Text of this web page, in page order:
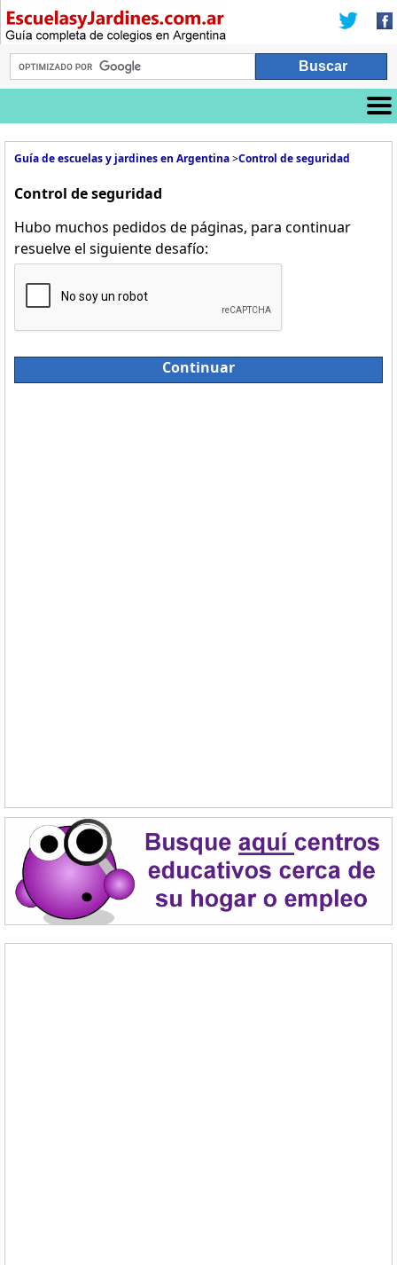
Guía de escuelas y jardines en Argentina>Control de seguridad
Control de seguridad
Hubo muchos pedidos de páginas, para continuar
resuelve el siguiente desafío:
Continuar